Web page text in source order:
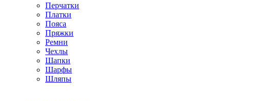
Перчатки
Платки
Пояса
Пряжки
Ремни
Чехлы
Шапки
Шарфы
Шляпы